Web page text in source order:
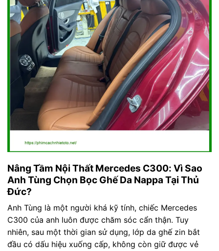
Nâng Tầm Nội Thất Mercedes C300: Vì Sao
Anh Tùng Chọn Bọc Ghế Da Nappa Tại Thủ
Đức?
Anh Tùng là một người khá kỹ tính, chiếc Mercedes
C300 của anh luôn được chăm sóc cẩn thận. Tuy
nhiên, sau một thời gian sử dụng, lớp da ghế zin bắt
đầu có dấu hiệu xuống cấp, không còn giữ được vẻ